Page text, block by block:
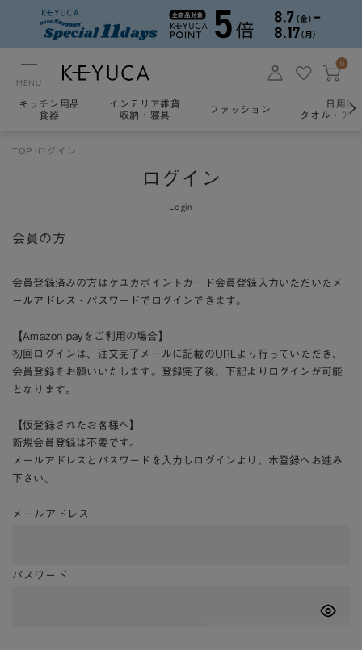
MENU
0
キッチン用品
食器
インテリア雑貨
収納・寝具
ファッション
日用雑
タオル・ア
TOP ログイン
ログイン
Login
会員の方
会員登録済みの方はケユカポイントカード会員登録入力いただいたメ
ールアドレス・パスワードでログインできます。
【Amazon payをご利用の場合】
初回ログインは、注文完了メールに記載のURLより行っていただき、
会員登録をお願いいたします。登録完了後、下記よりログインが可能
となります。
【仮登録されたお客様へ】
新規会員登録は不要です。
メールアドレスとパスワードを入力しログインより、本登録へお進み
下さい。
メールアドレス
パスワード